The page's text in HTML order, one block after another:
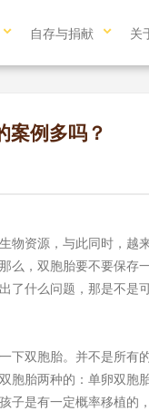
自存与捐献 关
案例多吗？
资源，与此同时，越
么，双胞胎要不要保存
了什么问题，那是不是
双胞胎。并不是所有
胞胎两种的：单卵双胞
子是有一定概率移植的